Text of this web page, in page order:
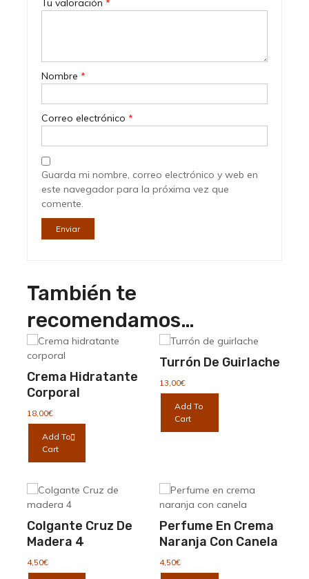
Tu valoración *
Nombre *
Correo electrónico *
Guarda mi nombre, correo electrónico y web en
este navegador para la próxima vez que
comente.
También te
recomendamos…
Crema Hidratante
Corporal
18,00€
Add To
Cart
Turrón De Guirlache
13,00€
Add To
Cart
Colgante Cruz De
Madera 4
4,50€
Perfume En Crema
Naranja Con Canela
4,50€